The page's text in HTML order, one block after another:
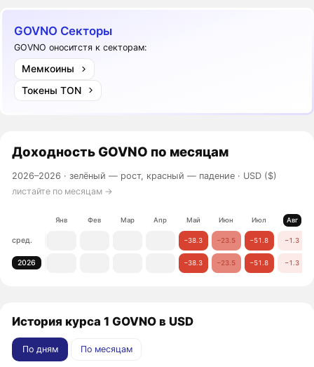
GOVNO Секторы
GOVNO оноситстя к секторам:
Мемкоины
Токены TON
Доходность GOVNO по месяцам
2026–2026 ·зелёный — рост, красный — падение · USD ($)
листайте по месяцам →
Янв Фев Мар Апр Май Июн Июл Авг
сред. −38.3 −23.5 −51.8 −1.3
2026 −38.3 −23.5 −51.8 −1.3
История курса 1 GOVNO в USD
По дням По месяцам